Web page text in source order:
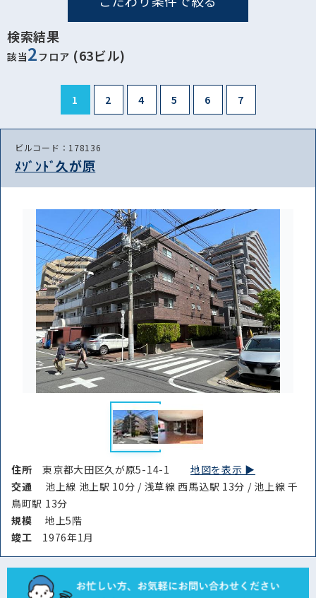
検索結果
該当2 フロア (63ビル)
1 2 4 5 6 7
ビルコード：178136
ﾒｿﾞﾝﾄﾞ久が原
住所東京都大田区久が原5-14-1地図を表示 ▶︎
交通
池上線 池上駅 10分 / 浅草線 西馬込駅 13分 / 池上線 千
鳥町駅 13分
規模
地上5階
竣⼯ 1976年1月